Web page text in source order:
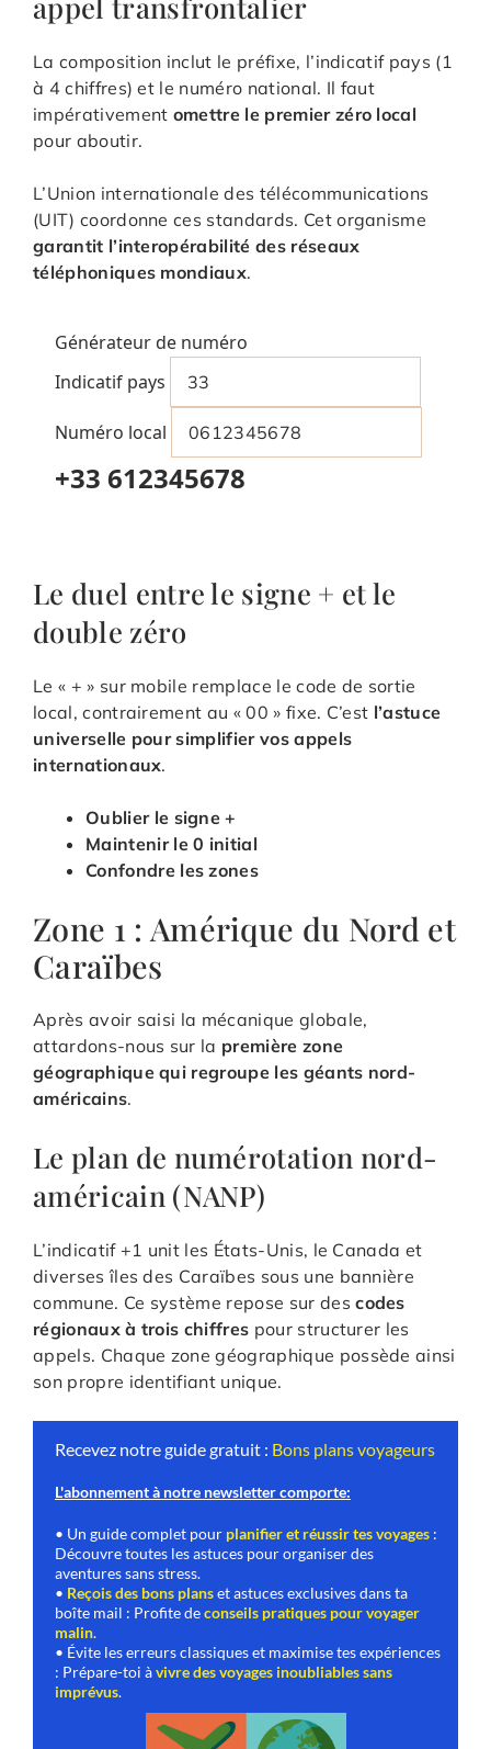
La composition inclut le préfixe, l’indicatif pays (1
à 4 chiffres) et le numéro national. Il faut
impérativement omettre le premier zéro local
pour aboutir.
L’Union internationale des télécommunications
(UIT) coordonne ces standards. Cet organisme
garantit l’interopérabilité des réseaux
téléphoniques mondiaux.
Générateur de numéro
Indicatif pays
Numéro local
+33 612345678
Le duel entre le signe + et le
double zéro
Le « + » sur mobile remplace le code de sortie
local, contrairement au « 00 » fixe. C’est l’astuce
universelle pour simplifier vos appels
internationaux.
Oublier le signe +
Maintenir le 0 initial
Confondre les zones
Zone 1 : Amérique du Nord et
Caraïbes
Après avoir saisi la mécanique globale,
attardons-nous sur la première zone
géographique qui regroupe les géants nord-
américains.
Le plan de numérotation nord-
américain (NANP)
L’indicatif +1 unit les États-Unis, le Canada et
diverses îles des Caraïbes sous une bannière
commune. Ce système repose sur descodes
régionaux à trois chiffres pour structurer les
appels. Chaque zone géographique possède ainsi
son propre identifiant unique.